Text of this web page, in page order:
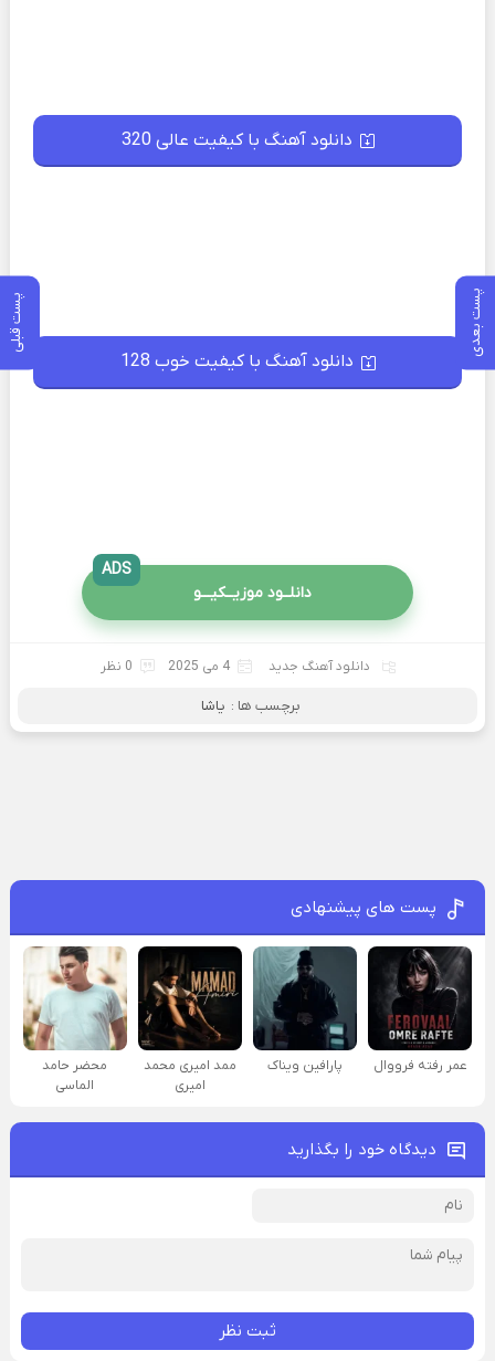
پست بعدی پست قبلی
دانلود آهنگ با کیفیت عالی 320
دانلود آهنگ با کیفیت خوب 128
دانلــود موزیــکیـــو
ADS
دانلود آهنگ جدید 4 می 2025 0 نظر
برچسب ها : یاشا
پست های پیشنهادی
عمر رفته فرووال پارافين ویناک
ممد امیری محمد
امیری
محضر حامد
الماسی
دیدگاه خود را بگذارید
ثبت نظر